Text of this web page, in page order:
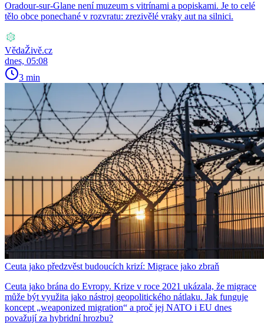
Oradour-sur-Glane není muzeum s vitrínami a popiskami. Je to celé
tělo obce ponechané v rozvratu: zrezivělé vraky aut na silnici.
VědaŽivě.cz
dnes, 05:08
3 min
Ceuta jako předzvěst budoucích krizí: Migrace jako zbraň
Ceuta jako brána do Evropy. Krize v roce 2021 ukázala, že migrace
může být využita jako nástroj geopolitického nátlaku. Jak funguje
koncept „weaponized migration“ a proč jej NATO i EU dnes
považují za hybridní hrozbu?